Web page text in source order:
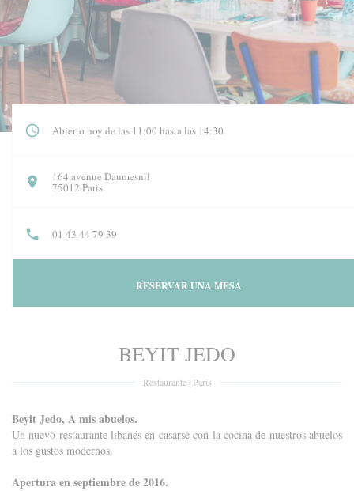
Abierto hoy de las 11:00 hasta las 14:30
164 avenue Daumesnil
75012 Paris
01 43 44 79 39
RESERVAR UNA MESA
BEYIT JEDO
Restaurante | Paris
Beyit Jedo, A mis abuelos.
Un nuevo restaurante libanés en casarse con la cocina de nuestros abuelos
a los gustos modernos.
Apertura en septiembre de 2016.